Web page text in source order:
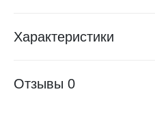
Характеристики
Отзывы 0